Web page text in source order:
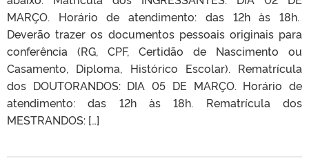
MARÇO. Horário de atendimento: das 12h às 18h.
Deverão trazer os documentos pessoais originais para
conferência (RG, CPF, Certidão de Nascimento ou
Casamento, Diploma, Histórico Escolar). Rematrícula
dos DOUTORANDOS: DIA 05 DE MARÇO. Horário de
atendimento: das 12h às 18h. Rematrícula dos
MESTRANDOS: […]